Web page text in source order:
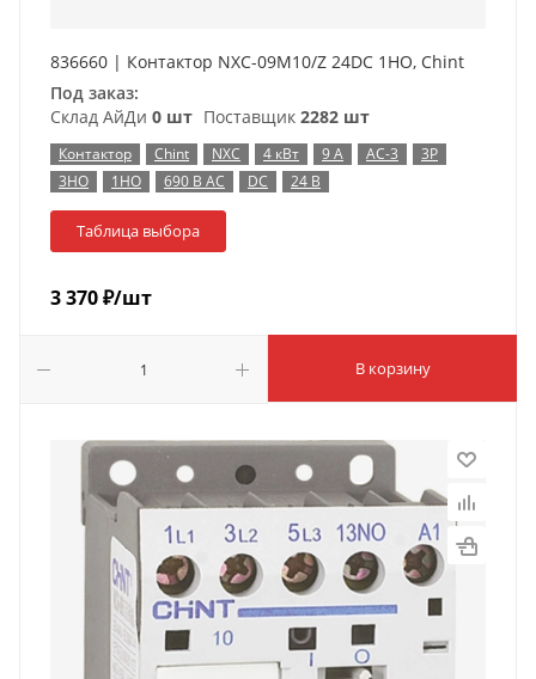
836660 | Контактор NXC-09M10/Z 24DC 1НO, Chint
Под заказ:
Склад АйДи 0 шт Поставщик 2282 шт
Контактор Chint NXC 4 кВт 9 А AC-3
3P
3НО
1НО 690 В AC DC 24 В
Таблица выбора
3 370₽/шт
В корзину